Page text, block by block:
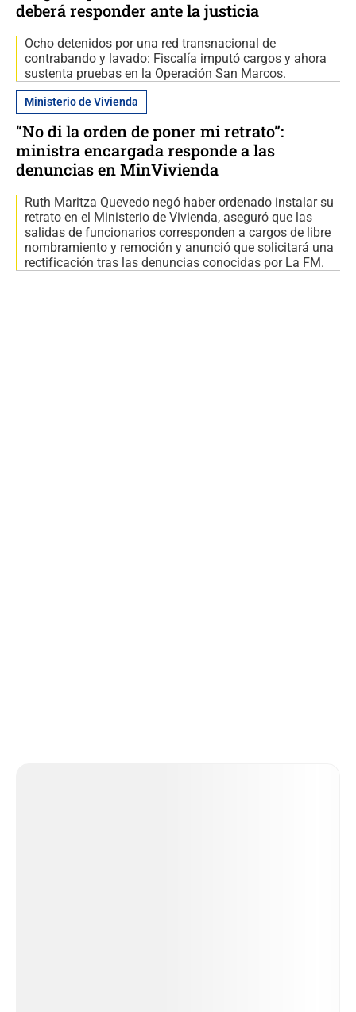
deberá responder ante la justicia
Ocho detenidos por una red transnacional de
contrabando y lavado: Fiscalía imputó cargos y ahora
sustenta pruebas en la Operación San Marcos.
Ministerio de Vivienda
“No di la orden de poner mi retrato”:
ministra encargada responde a las
denuncias en MinVivienda
Ruth Maritza Quevedo negó haber ordenado instalar su
retrato en el Ministerio de Vivienda, aseguró que las
salidas de funcionarios corresponden a cargos de libre
nombramiento y remoción y anunció que solicitará una
rectificación tras las denuncias conocidas por La FM.